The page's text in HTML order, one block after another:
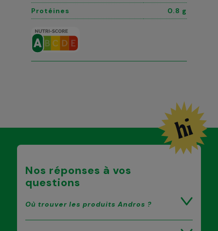
Protéines
0.8 g
Nos réponses à vos
questions
Où trouver les produits Andros ?